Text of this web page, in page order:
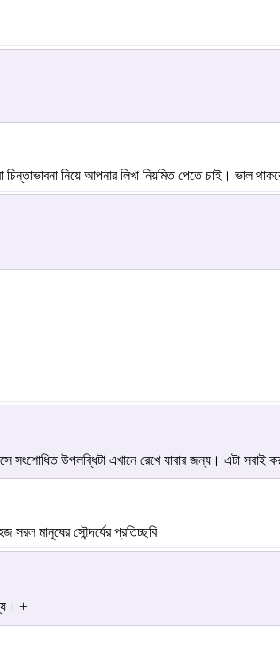
নিয়ে আপনার লিখা নিয়মিত পেতে চাই। ভাল
উপলব্ধিটা এখানে রেখে যাবার জন্য। এটা সবাই
মানুষের সৌন্দর্যের প্রতিচ্ছবি
+